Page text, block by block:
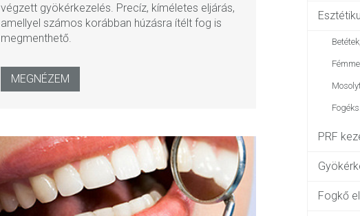
végzett gyökérkezelés. Precíz, kíméletes eljárás,
amellyel számos korábban húzásra ítélt fog is
megmenthető.
MEGNÉZEM
PRF
Fogkő